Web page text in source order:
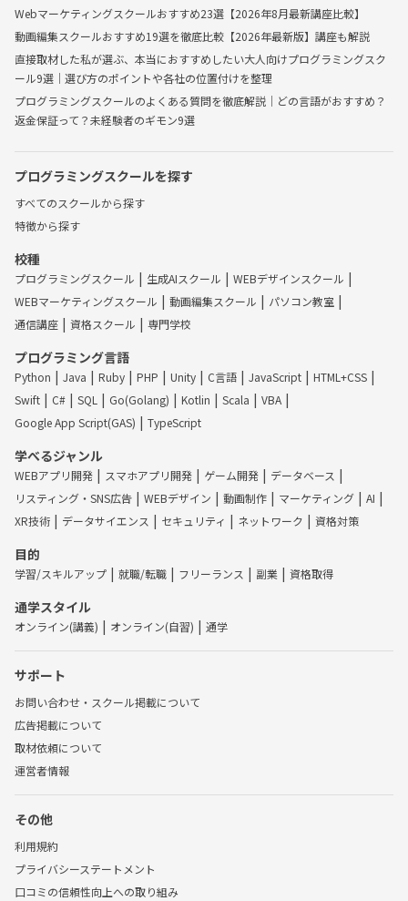
Webマーケティングスクールおすすめ23選【2026年8月最新講座比較】
動画編集スクールおすすめ19選を徹底比較【2026年最新版】講座も解説
直接取材した私が選ぶ、本当におすすめしたい大人向けプログラミングスク
ール9選｜選び方のポイントや各社の位置付けを整理
プログラミングスクールのよくある質問を徹底解説｜どの言語がおすすめ？
返金保証って？未経験者のギモン9選
プログラミングスクールを探す
すべてのスクールから探す
特徴から探す
校種
プログラミングスクール 生成AIスクール
WEBデザインスクール
WEBマーケティングスクール
動画編集スクール
パソコン教室
通信講座
資格スクール 専門学校
プログラミング言語
Python Java Ruby PHP Unity C言語 JavaScript
HTML+CSS
Swift
C# SQL Go(Golang) Kotlin Scala
VBA
Google App Script(GAS)
TypeScript
学べるジャンル
WEBアプリ開発 スマホアプリ開発 ゲーム開発
データベース
リスティング・SNS広告
WEBデザイン 動画制作 マーケティング
AI
XR技術
データサイエンス セキュリティ ネットワーク 資格対策
目的
学習/スキルアップ 就職/転職 フリーランス 副業 資格取得
通学スタイル
オンライン(講義) オンライン(自習) 通学
サポート
お問い合わせ・スクール掲載について
広告掲載について
取材依頼について
運営者情報
その他
利用規約
プライバシーステートメント
口コミの信頼性向上への取り組み